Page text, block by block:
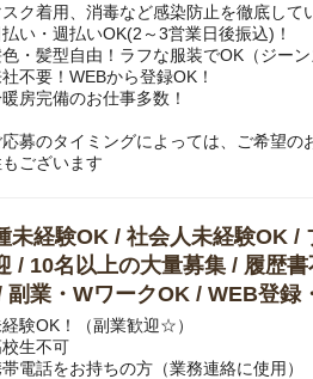
ク着用、消毒など感染防止を徹底して
払い・週払いOK(2～3営業日後振込)！
色・髪型自由！ラフな服装でOK（ジー
社不要！WEBから登録OK！
暖房完備のお仕事多数！
募のタイミングによっては、ご希望の
ございます
未経験OK / 社会人未経験OK /
/ 10名以上の大量募集 / 履歴
副業・WワークOK / WEB登録
験OK！（副業歓迎☆）
生不可
電話をお持ちの方（業務連絡に使用）